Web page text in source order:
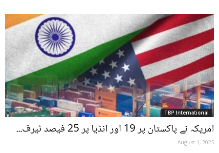
TBP International
امریکہ نے پاکستان پر 19 اور انڈیا پر 25 فیصد ٹیرف...
August 1, 2025